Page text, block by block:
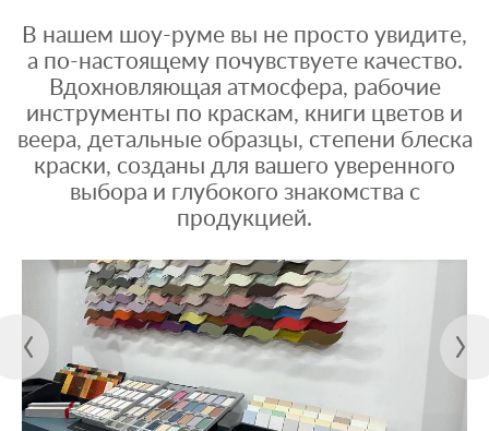
В нашем шоу-руме вы не просто увидите,
а по-настоящему почувствуете качество.
Вдохновляющая атмосфера, рабочие
инструменты по краскам, книги цветов и
веера, детальные образцы, степени блеска
краски, созданы для вашего уверенного
выбора и глубокого знакомства с
продукцией.